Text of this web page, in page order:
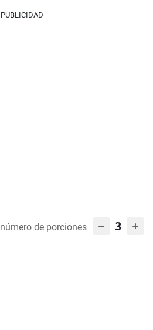
PUBLICIDAD
número de porciones 3